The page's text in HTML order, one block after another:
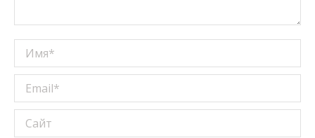
Имя *
Email *
Сайт